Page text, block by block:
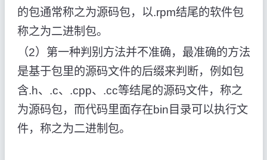
的包通常称之为源码包，以.rpm结尾的软件包
称之为二进制包。
（2）第一种判别方法并不准确，最准确的方法
是基于包里的源码文件的后缀来判断，例如包
含.h、.c、.cpp、.cc等结尾的源码文件，称之
为源码包，而代码里面存在bin目录可以执行文
件，称之为二进制包。